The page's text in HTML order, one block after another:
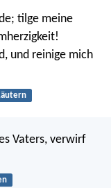
tilge meine
und reinige mich
Vaters, verwirf